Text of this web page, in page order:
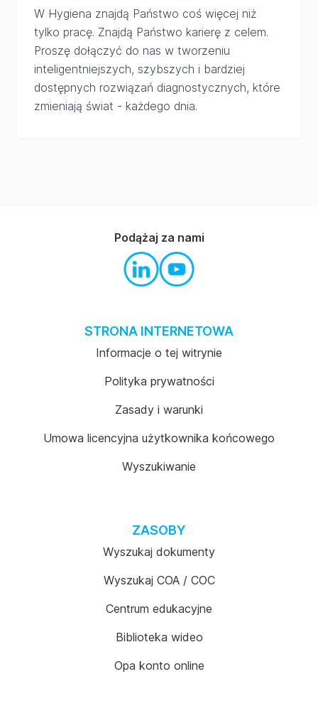
W Hygiena znajdą Państwo coś więcej niż
tylko pracę. Znajdą Państwo karierę z celem.
Proszę dołączyć do nas w tworzeniu
inteligentniejszych, szybszych i bardziej
dostępnych rozwiązań diagnostycznych, które
zmieniają świat - każdego dnia.
STRONA INTERNETOWA
Informacje o tej witrynie
Polityka prywatności
Zasady i warunki
Umowa licencyjna użytkownika końcowego
Wyszukiwanie
ZASOBY
Wyszukaj dokumenty
Wyszukaj COA / COC
Centrum edukacyjne
Biblioteka wideo
Opa konto online
Podążaj za nami